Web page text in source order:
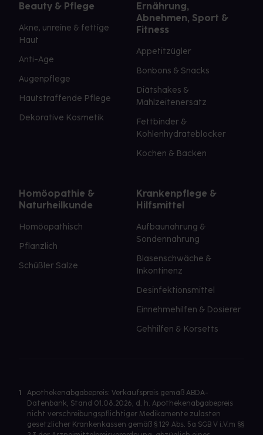
Beauty & Pflege
Akne, unreine & fettige
Haut
Anti-Age
Augenpflege
Hautstraffende Pflege
Dekorative Kosmetik
Ernährung,
Abnehmen, Sport &
Fitness
Appetitzügler
Bonbons & Snacks
Diätshakes &
Mahlzeitenersatz
Fettbinder &
Kohlenhydrateblocker
Kochen & Backen
Homöopathie &
Naturheilkunde
Homöopathisch
Pflanzlich
Schüßler Salze
Krankenpflege &
Hilfsmittel
Aufbaunahrung &
Sondennahrung
Blasenschwäche &
Inkontinenz
Desinfektionsmittel
Einnehmehilfen & Dosierer
Gehhilfen & Korsetts
1
Apothekenabgabepreis: Verkaufspreis gemäß ABDA-
Datenbank, Stand 01.08.2026, d. h. Apothekenabgabepreis
nicht verschreibungspflichtiger Medikamente zulasten
gesetzlicher Krankenkassen gemäß § 129 Abs. 5a SGB V i.V.m §§